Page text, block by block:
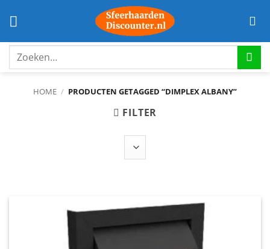
naar
Zoeken
HOME / PRODUCTEN GETAGGED “DIMPLEX ALBANY”
FILTER